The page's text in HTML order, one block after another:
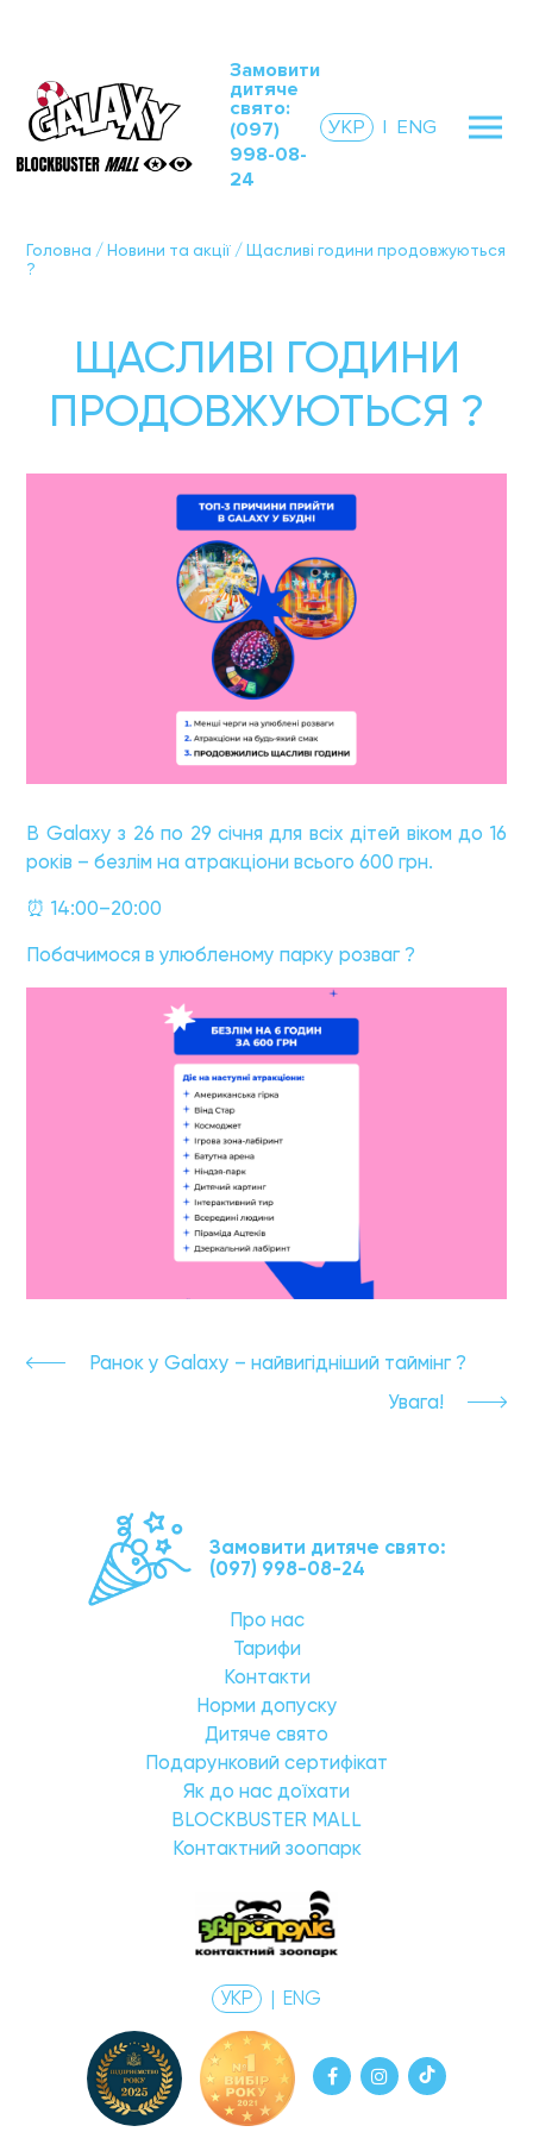
Замовити
дитяче
свято:
(097)
998-08-
24
УКР | ENG
Головна /Новини та акції /Щасливі години продовжуються
?
ЩАСЛИВІ ГОДИНИ
ПРОДОВЖУЮТЬСЯ ?
В Galaxy з 26 по 29 січня для всіх дітей віком до 16
років – безлім на атракціони всього 600 грн.
⏰ 14:00–20:00
Побачимося в улюбленому парку розваг ?
Ранок у Galaxy – найвигідніший таймінг ?
Увага!
Замовити дитяче свято:
(097) 998-08-24
Про нас
Тарифи
Контакти
Норми допуску
Дитяче свято
Подарунковий сертифікат
Як до нас доїхати
BLOCKBUSTER MALL
Контактний зоопарк
УКР | ENG